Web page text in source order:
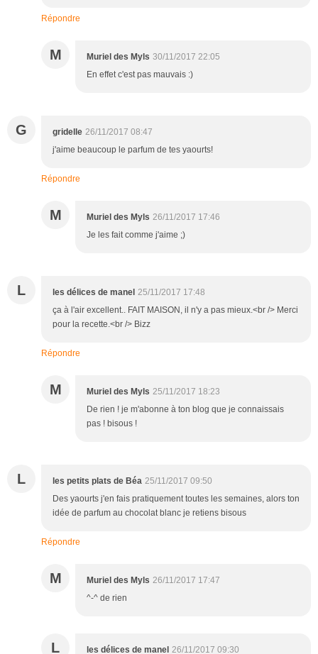
Répondre
M Muriel des Myls 30/11/2017 22:05
En effet c'est pas mauvais :)
G gridelle 26/11/2017 08:47
j'aime beaucoup le parfum de tes yaourts!
Répondre
M Muriel des Myls 26/11/2017 17:46
Je les fait comme j'aime ;)
L les délices de manel 25/11/2017 17:48
ça à l'air excellent.. FAIT MAISON, il n'y a pas mieux.<br /> Merci
pour la recette.<br /> Bizz
Répondre
M Muriel des Myls 25/11/2017 18:23
De rien ! je m'abonne à ton blog que je connaissais
pas ! bisous !
L les petits plats de Béa 25/11/2017 09:50
Des yaourts j'en fais pratiquement toutes les semaines, alors ton
idée de parfum au chocolat blanc je retiens bisous
Répondre
M Muriel des Myls 26/11/2017 17:47
^-^ de rien
L les délices de manel 26/11/2017 09:30